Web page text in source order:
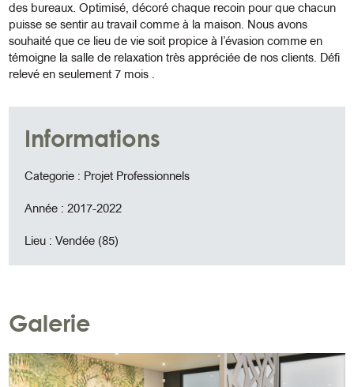
des bureaux. Optimisé, décoré chaque recoin pour que chacun
puisse se sentir au travail comme à la maison. Nous avons
souhaité que ce lieu de vie soit propice à l’évasion comme en
témoigne la salle de relaxation très appréciée de nos clients. Défi
relevé en seulement 7 mois .
Informations
Categorie : Projet Professionnels
Année : 2017-2022
Lieu : Vendée (85)
Galerie